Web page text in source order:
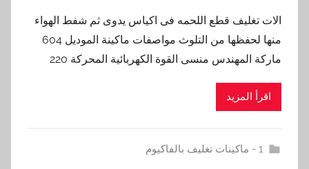
الات تغليف قطع اللحمه فى اكياس يدوى ثم شفط الهواء
منها لحفظها من التلوث مواصفات ماكينة الموديل 604
ماركة المهندس منسى القوة الكهربائية المحركة 220
اقرأ المزيد
1 - ماكينات تغليف بالفاكيوم